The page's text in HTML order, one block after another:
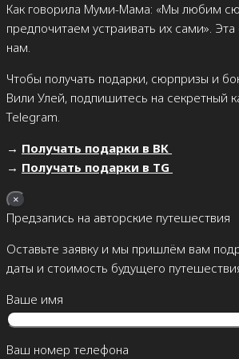
Как говорила Муми-Мама: «Мы любим
предпочитаем устраивать их сами».
нам.
Чтобы получать подарки, сюрпризы и
Вили Улей, подпишитесь на секретный
Telegram.
→ Получать подарки в ВК
→ Получать подарки в TG
×
Предзапись на авторские путешествия
Оставьте заявку и мы пришлём вам
даты и стоимость будущего
Ваше имя
Ваш номер телефона